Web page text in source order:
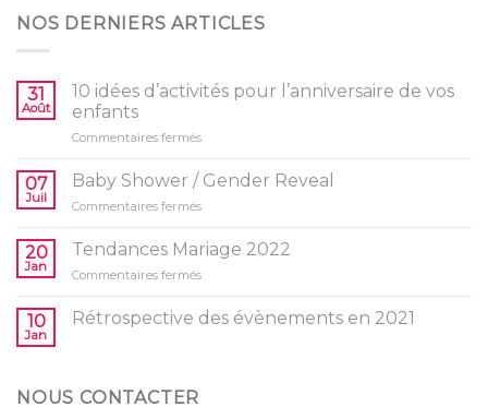
NOS DERNIERS ARTICLES
31
Août
10 idées d’activités pour l’anniversaire de vos
enfants
Commentaires ferméssur
idées
d’activités
pour
de
enfants
07
Juil
Baby Shower / Gender Reveal
Commentaires ferméssur
Shower
/
Gender
20
Jan
Tendances Mariage 2022
Commentaires ferméssur
Mariage
2022
10
Jan
Rétrospective des évènements en 2021
NOUS CONTACTER